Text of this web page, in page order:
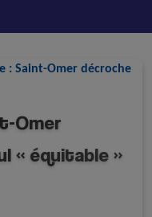
Omer
« équitable »